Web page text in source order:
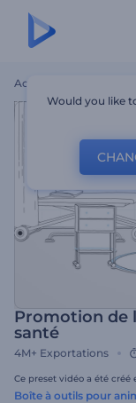
Accueil
Promotion de
santé
4M+ Exportations
Ce preset vidéo a été créé
Boîte à outils pour
Would you like